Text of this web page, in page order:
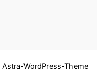
Astra-WordPress-Theme